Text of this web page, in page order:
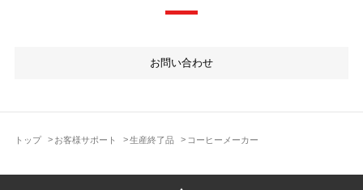
トップ お客様サポート 生産終了品 コーヒーメーカー
お問い合わせ